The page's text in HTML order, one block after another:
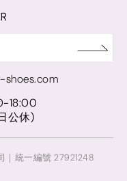
shoes.com
18:00
公休)
｜統一編號 27921248